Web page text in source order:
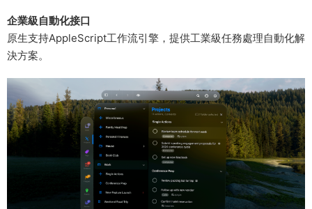
​企業級自動化接口​
原生支持AppleScript工作流引擎，提供工業級任務處理自動化解
決方案。